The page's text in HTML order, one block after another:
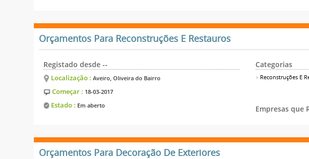
Orçamentos Para Reconstruções E Restauros
Registado desde --
Localização :Aveiro, Oliveira do Bairro
Começar : 18-03-2017
Estado : Em aberto
Categorias
Reconstruções E
Empresas que
Orçamentos Para Decoração De Exteriores